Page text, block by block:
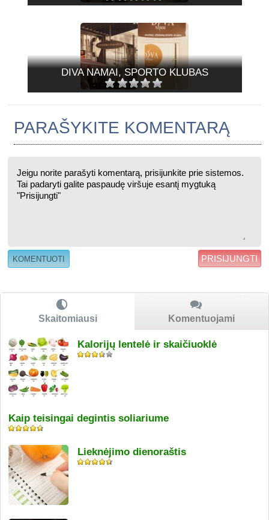
DIVA NAMAI, SPORTO KLUBAS
PARAŠYKITE KOMENTARĄ
PRISIJUNGTI
Skaitomiausi Komentuojami
Kalorijų lentelė ir skaičiuoklė
Kaip teisingai degintis soliariume
Lieknėjimo dienoraštis